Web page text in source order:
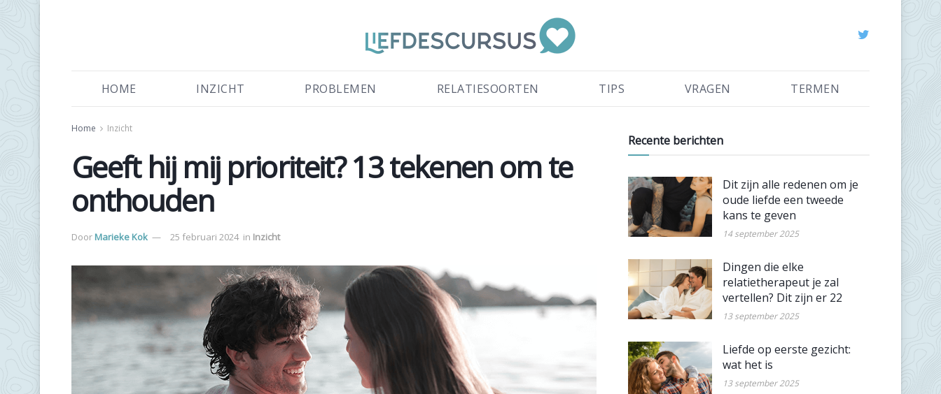
HOME INZICHT PROBLEMEN RELATIESOORTEN TIPS VRAGEN TERMEN
Home Inzicht
Geeft hij mij prioriteit? 13 tekenen om te
onthouden
DoorMarieke Kok 25 februari 2024 in Inzicht
Recente berichten
Dit zijn alle redenen om je
oude liefde een tweede
kans te geven
14 september 2025
Dingen die elke
relatietherapeut je zal
vertellen? Dit zijn er 22
13 september 2025
Liefde op eerste gezicht:
wat het is
13 september 2025